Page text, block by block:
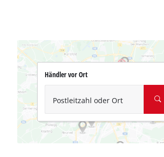
Händler vor Ort
Postleitzahl oder Ort